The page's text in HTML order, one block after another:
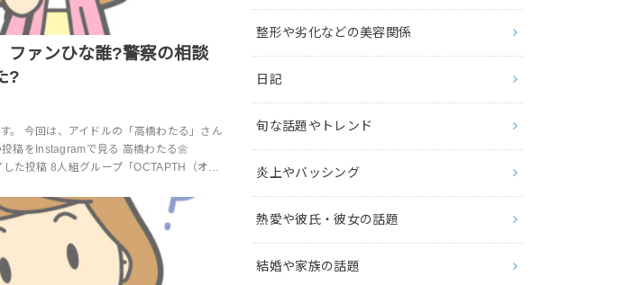
ファンひな誰?警察の相談
?
。 今回は、アイドルの「高橋わたる」さん
稿をInstagramで見る 高橋わたる🌼
た投稿 8人組グループ「OCTAPTH（オ…
整形や劣化などの美容関係
日記
旬な話題やトレンド
炎上やバッシング
熱愛や彼氏・彼女の話題
結婚や家族の話題